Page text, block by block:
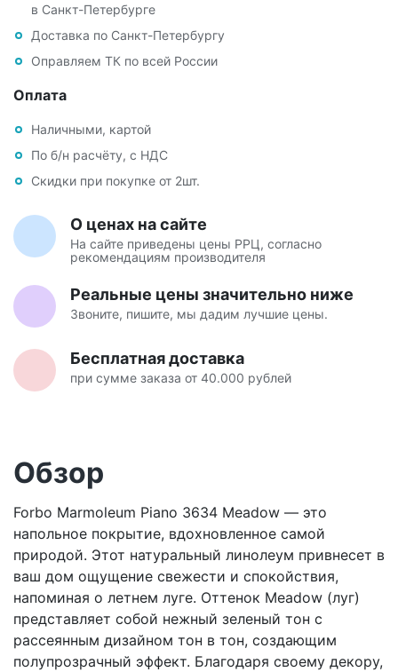
в Санкт-Петербурге
Доставка по Санкт-Петербургу
Оправляем ТК по всей России
Оплата
Наличными, картой
По б/н расчёту, с НДС
Скидки при покупке от 2шт.
О ценах на сайте
На сайте приведены цены РРЦ, согласно
рекомендациям производителя
Реальные цены значительно ниже
Звоните, пишите, мы дадим лучшие цены.
Бесплатная доставка
при сумме заказа от 40.000 рублей
Обзор
Forbo Marmoleum Piano 3634 Meadow — это
напольное покрытие, вдохновленное самой
природой. Этот натуральный линолеум привнесет в
ваш дом ощущение свежести и спокойствия,
напоминая о летнем луге. Оттенок Meadow (луг)
представляет собой нежный зеленый тон с
рассеянным дизайном тон в тон, создающим
полупрозрачный эффект. Благодаря своему декору,